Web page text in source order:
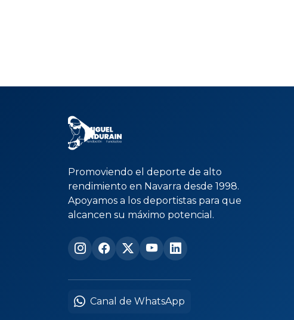
Promoviendo el deporte de alto
rendimiento en Navarra desde 1998.
Apoyamos a los deportistas para que
alcancen su máximo potencial.
Canal de WhatsApp